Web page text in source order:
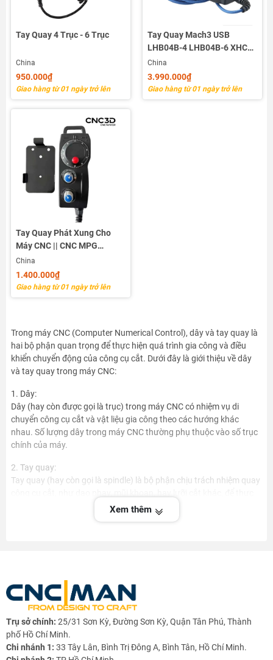
Tay Quay 4 Trục - 6 Trục
China
950.000₫
Giao hàng từ 01 ngày trở lên
Tay Quay Mach3 USB
LHB04B-4 LHB04B-6 XHC
Chính Hãng
China
3.990.000₫
Giao hàng từ 01 ngày trở lên
Tay Quay Phát Xung Cho
Máy CNC || CNC MPG
Pendant For Mitsubishi
Siemens FANUC Controller
China
1.400.000₫
Giao hàng từ 01 ngày trở lên
Trong máy CNC (Computer Numerical Control), dây và tay quay là
hai bộ phận quan trọng để thực hiện quá trình gia công và điều
khiển chuyển động của công cụ cắt. Dưới đây là giới thiệu về dây
và tay quay trong máy CNC:
1. Dây:
Dây (hay còn được gọi là trục) trong máy CNC có nhiệm vụ di
chuyển công cụ cắt và vật liệu gia công theo các hướng khác
nhau. Số lượng dây trong máy CNC thường phụ thuộc vào số trục
chính của máy.
2. Tay quay:
Tay quay (hay còn gọi là spindle) là bộ phận chịu trách nhiệm quay
hiện quá trình gia công. Tay quay được điều khiển bởi một động cơ
spindle (spindle motor) có khả năng điều chỉnh tốc độ quay và
hiện các thao tác tay của người vận hành. Nó được gắn vào bảng
điều khiển hoặc hệ thống điều khiển của máy CNC để cung cấp sự
linh hoạt và tiện lợi trong quá trình điều khiển máy.
Tay quay điện thường được thiết kế với các núm vặn, bánh răng
hoặc các phím nhấn để điều khiển chuyển động theo các trục X, Y,
Z hoặc các trục khác của máy CNC. Người vận hành có thể quay
Xem thêm
Trụ sở chính: 25/31 Sơn Kỳ, Đường Sơn Kỳ, Quận Tân Phú, Thành
phố Hồ Chí Minh.
Chi nhánh 1: 33 Tây Lân, Bình Trị Đông A, Bình Tân, Hồ Chí Minh.